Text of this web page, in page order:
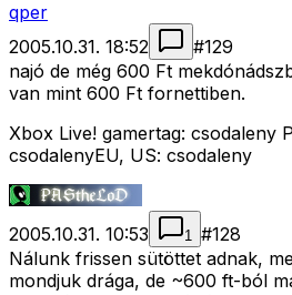
qper
2005.10.31. 18:52
#129
najó de még 600 Ft
van mint 600 Ft fornettiben.
Xbox Live! gamertag: csodaleny
csodalenyEU, US: csodaleny
2005.10.31. 10:53 1 #128
Nálunk frissen sütöttet adnak,
mondjuk drága, de ~600 ft-ból